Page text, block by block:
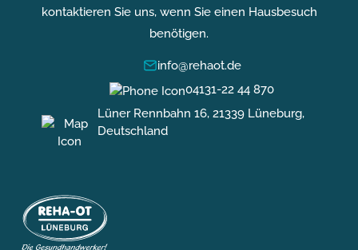
kontaktieren Sie uns, wenn Sie einen Hausbesuch
benötigen.
info@rehaot.de
04131-22 44 870
Lüner Rennbahn 16, 21339 Lüneburg,
Deutschland